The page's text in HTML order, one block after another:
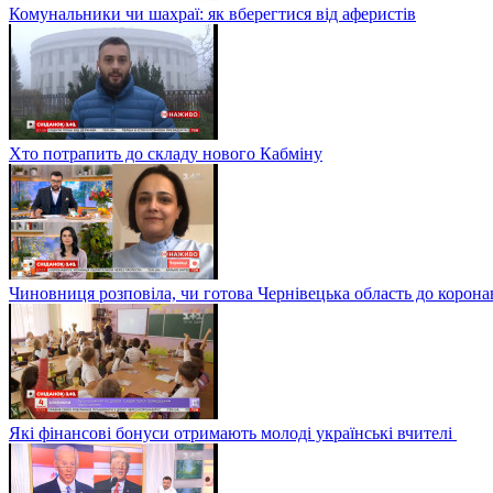
Комунальники чи шахраї: як вберегтися від аферистів
Хто потрапить до складу нового Кабміну
Чиновниця розповіла, чи готова Чернівецька область до
Які фінансові бонуси отримають молоді українські вчителі